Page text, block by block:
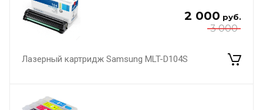
3 000
2 000 руб.
Лазерный картридж Samsung MLT-D104S